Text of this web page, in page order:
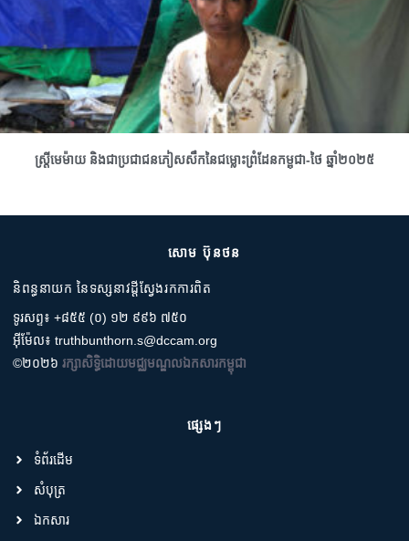
ស្រ្តីមេម៉ាយ និងជាប្រជាជនភៀសសឹកនៃជម្លោះព្រំដែនកម្ពុជា-ថៃ ឆ្នាំ២០២៥
សោម ប៊ុនថន
និពន្ធនាយក នៃទស្សនាវដ្តីស្វែងរកការពិត
ទូរសព្ទ៖ +៨៥៥ (០) ១២ ៩៩៦ ៧៥០
អ៊ីម៉ែល៖ truthbunthorn.s@dccam.org
©២០២៦ រក្សាសិទ្ធិដោយមជ្ឈមណ្ឌលឯកសារកម្ពុជា
ផ្សេងៗ
ទំព័រដើម
សំបុត្រ
ឯកសារ